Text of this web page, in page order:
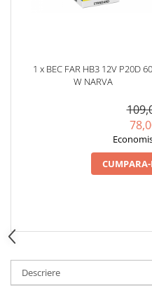
Marcaje si Echipamente de
Echipamente Electrice si
Echipamente ADR si Utilitare
Aditivi Combustibil
Aditivi DPF, Sistem Racire si
Servodirectie
1 x BEC FAR HB3 12V P20D 60
W NARVA
Descriere